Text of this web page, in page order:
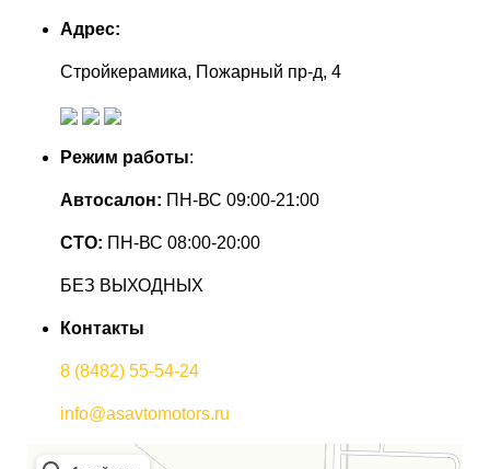
Адрес:
Стройкерамика, Пожарный пр-д, 4
Режим работы:
Автосалон: ПН-ВС 09:00-21:00
СТО: ПН-ВС 08:00-20:00
БЕЗ ВЫХОДНЫХ
Контакты
8 (8482) 55-54-24
info@asavtomotors.ru